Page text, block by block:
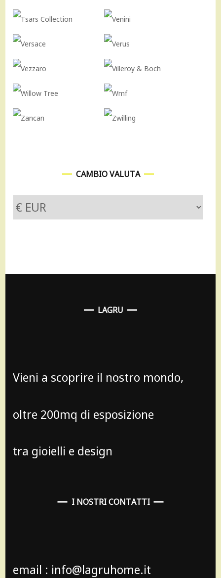
CAMBIO VALUTA
LAGRU
Vieni a scoprire il nostro mondo,
oltre 200mq di esposizione
tra gioielli e design
I NOSTRI CONTATTI
email : info@lagruhome.it